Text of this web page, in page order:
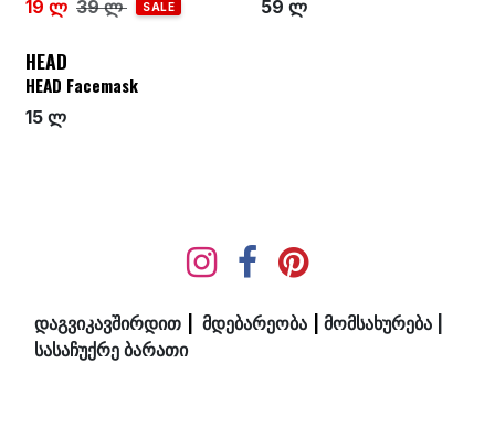
19 ლ 39 ლ SALE 59 ლ
HEAD
HEAD Facemask
15 ლ
დაგვიკავშირდით მდ​ებ​​არეობა მომსახურება
სასაჩუქრე ბარათი